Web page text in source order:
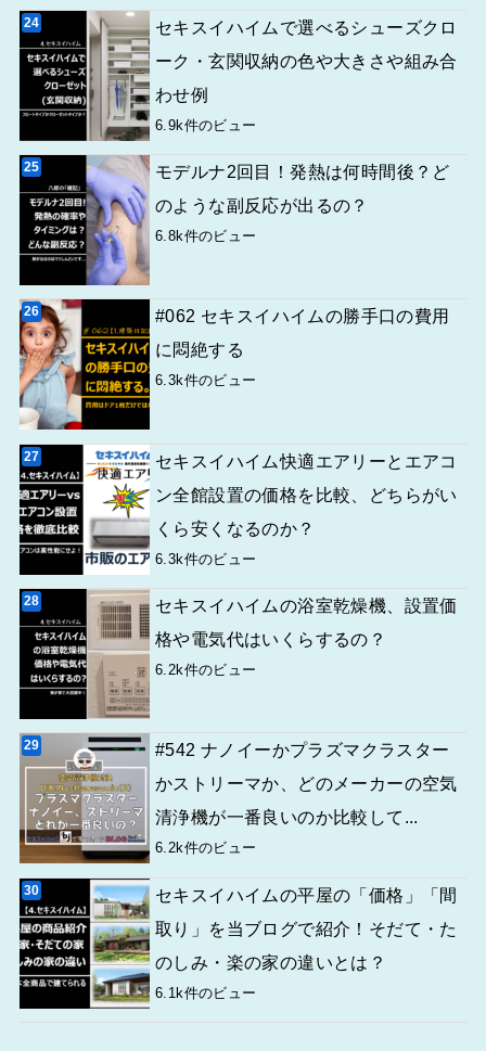
セキスイハイムで選べるシューズクロ
ーク・玄関収納の色や大きさや組み合
わせ例
6.9k件のビュー
モデルナ2回目！発熱は何時間後？ど
のような副反応が出るの？
6.8k件のビュー
#062 セキスイハイムの勝手口の費用
に悶絶する
6.3k件のビュー
セキスイハイム快適エアリーとエアコ
ン全館設置の価格を比較、どちらがい
くら安くなるのか？
6.3k件のビュー
セキスイハイムの浴室乾燥機、設置価
格や電気代はいくらするの？
6.2k件のビュー
#542 ナノイーかプラズマクラスター
かストリーマか、どのメーカーの空気
清浄機が一番良いのか比較して...
6.2k件のビュー
セキスイハイムの平屋の「価格」「間
取り」を当ブログで紹介！そだて・た
のしみ・楽の家の違いとは？
6.1k件のビュー